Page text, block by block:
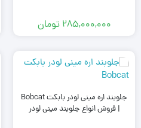
285,000,000 تومان
جلوبند اره مینی لودر بابکت Bobcat
| فروش انواع جلوبند مینی لودر